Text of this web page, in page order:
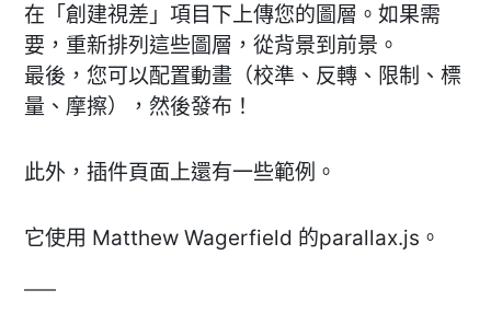
在「創建視差」項目下上傳您的圖層。如果需
要，重新排列這些圖層，從背景到前景。
最後，您可以配置動畫（校準、反轉、限制、標
量、摩擦），然後發布！
此外，插件頁面上還有一些範例。
它使用 Matthew Wagerfield 的parallax.js。